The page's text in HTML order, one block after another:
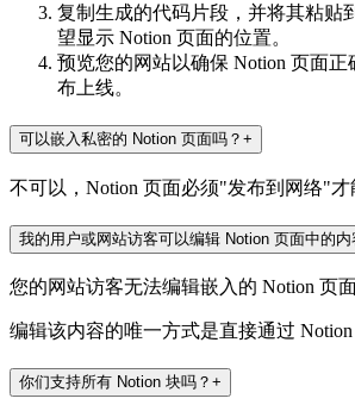
复制生成的代码片段，并将其粘贴
望显示 Notion 页面的位置。
预览您的网站以确保 Notion 页面
布上线。
可以嵌入私密的 Notion 页面吗？ +
不可以，Notion 页面必须"发布到网络"才
我的用户或网站访客可以编辑 Notion 页面中的内
您的网站访客无法编辑嵌入的 Notion 页
编辑该内容的唯一方式是直接通过 Notion
你们支持所有 Notion 块吗？ +